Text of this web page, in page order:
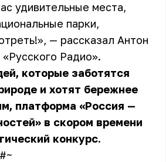
удивительные места,
парки,
— рассказал Антон
Радио».
которые заботятся
и хотят бережнее
платформа «Россия —
в скором времени
конкурс.